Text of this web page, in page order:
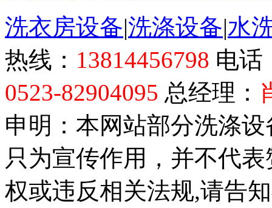
洗衣房设备|洗涤设备|水
热线： 13814456798 电话
0523-82904095 总经理：
申明：本网站部分洗涤
只为宣传作用，并不代
权或违反相关法规,请告